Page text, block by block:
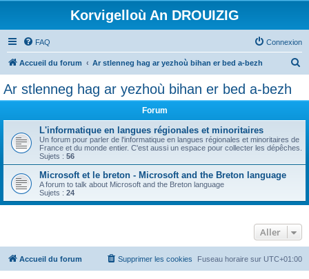
Korvigelloù An DROUIZIG
FAQ Connexion
Accueil du forum Ar stlenneg hag ar yezhoù bihan er bed a-bezh
Ar stlenneg hag ar yezhoù bihan er bed a-bezh
Forum
L'informatique en langues régionales et minoritaires
Un forum pour parler de l'informatique en langues régionales et minoritaires de
France et du monde entier. C'est aussi un espace pour collecter les dépêches.
Sujets : 56
Microsoft et le breton - Microsoft and the Breton language
A forum to talk about Microsoft and the Breton language
Sujets : 24
Aller
Accueil du forum Fuseau horaire sur UTC+01:00
Supprimer les cookies